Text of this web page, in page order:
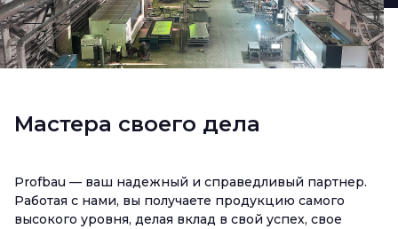
Мастера своего дела
Profbau — ваш надежный и справедливый партнер.
Работая с нами, вы получаете продукцию самого
высокого уровня, делая вклад в свой успех, свое